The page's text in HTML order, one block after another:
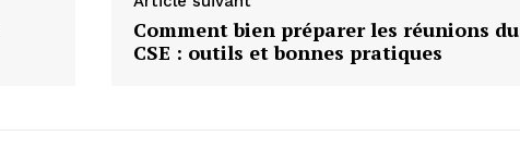
Comment bien préparer les réunions du
CSE : outils et bonnes pratiques